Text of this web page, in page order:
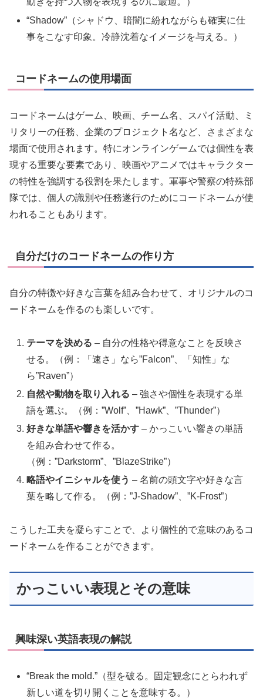
“Shadow”（シャドウ、暗闇に紛れながらも確実に仕
事をこなす印象。冷静沈着なイメージを与える。）
コードネームの使用場面
コードネームはゲーム、映画、チーム名、スパイ活動、ミ
リタリーの任務、企業のプロジェクト名など、さまざまな
場面で使用されます。特にオンラインゲームでは個性を表
現する重要な要素であり、映画やアニメではキャラクター
の特性を強調する役割を果たします。軍事や警察の特殊部
隊では、個人の識別や任務遂行のためにコードネームが使
われることもあります。
自分だけのコードネームの作り方
自分の特徴や好きな言葉を組み合わせて、オリジナルのコ
ードネームを作るのも楽しいです。
テーマを決める – 自分の性格や得意なことを反映さ
せる。（例：「速さ」なら”Falcon”、「知性」な
ら”Raven”）
自然や動物を取り入れる – 強さや個性を表現する単
語を選ぶ。（例：”Wolf”、”Hawk”、”Thunder”）
好きな単語や響きを活かす – かっこいい響きの単語
を組み合わせて作る。
（例：”Darkstorm”、”BlazeStrike”）
略語やイニシャルを使う – 名前の頭文字や好きな言
葉を略して作る。（例：”J-Shadow”、”K-Frost”）
こうした工夫を凝らすことで、より個性的で意味のあるコ
ードネームを作ることができます。
かっこいい表現とその意味
興味深い英語表現の解説
“Break the mold.”（型を破る。固定観念にとらわれず
新しい道を切り開くことを意味する。）